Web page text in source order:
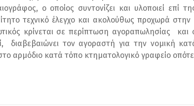
ο οποίος συντονίζει και υλοποιεί επί
τεχνικό έλεγχο και ακολούθως προχωρά
κρίνεται σε περίπτωση αγοραπωλησίας και
διαβεβαιώνει τον αγοραστή για την νομική
αρμόδιο κατά τόπο κτηματολογικό γραφείο οπότε